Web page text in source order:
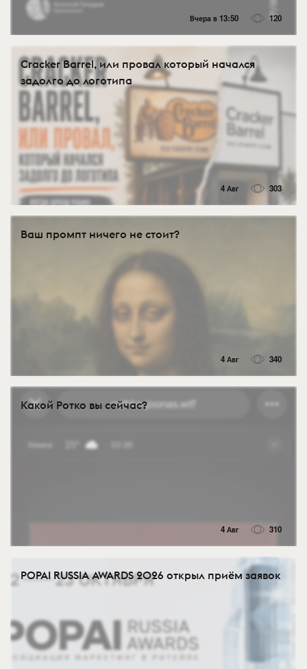
Вчера в 13:50 120
Cracker Barrel, или провал который начался
задолго до логотипа
4 Авг 303
Ваш промпт ничего не стоит?
4 Авг 340
Какой Ротко вы сейчас?
4 Авг 310
POPAI RUSSIA AWARDS 2026 открыл приём заявок